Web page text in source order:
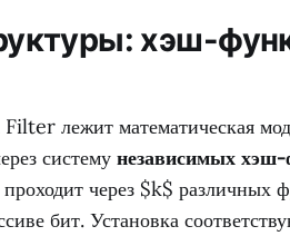
хэш-
лежит математическая
систему независимых
через $k$ различных
бит. Установка